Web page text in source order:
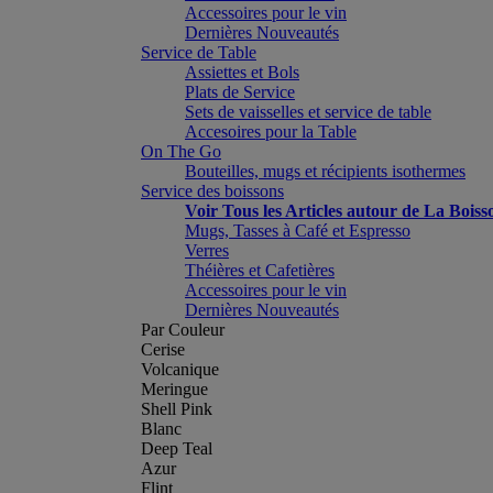
Accessoires pour le vin
Dernières Nouveautés
Service de Table
Assiettes et Bols
Plats de Service
Sets de vaisselles et service de table
Accesoires pour la Table
On The Go
Bouteilles, mugs et récipients isothermes
Service des boissons
Voir Tous les Articles autour de La
Mugs, Tasses à Café et Espresso
Verres
Théières et Cafetières
Accessoires pour le vin
Dernières Nouveautés
Par Couleur
Cerise
Volcanique
Meringue
Shell Pink
Blanc
Deep Teal
Azur
Flint